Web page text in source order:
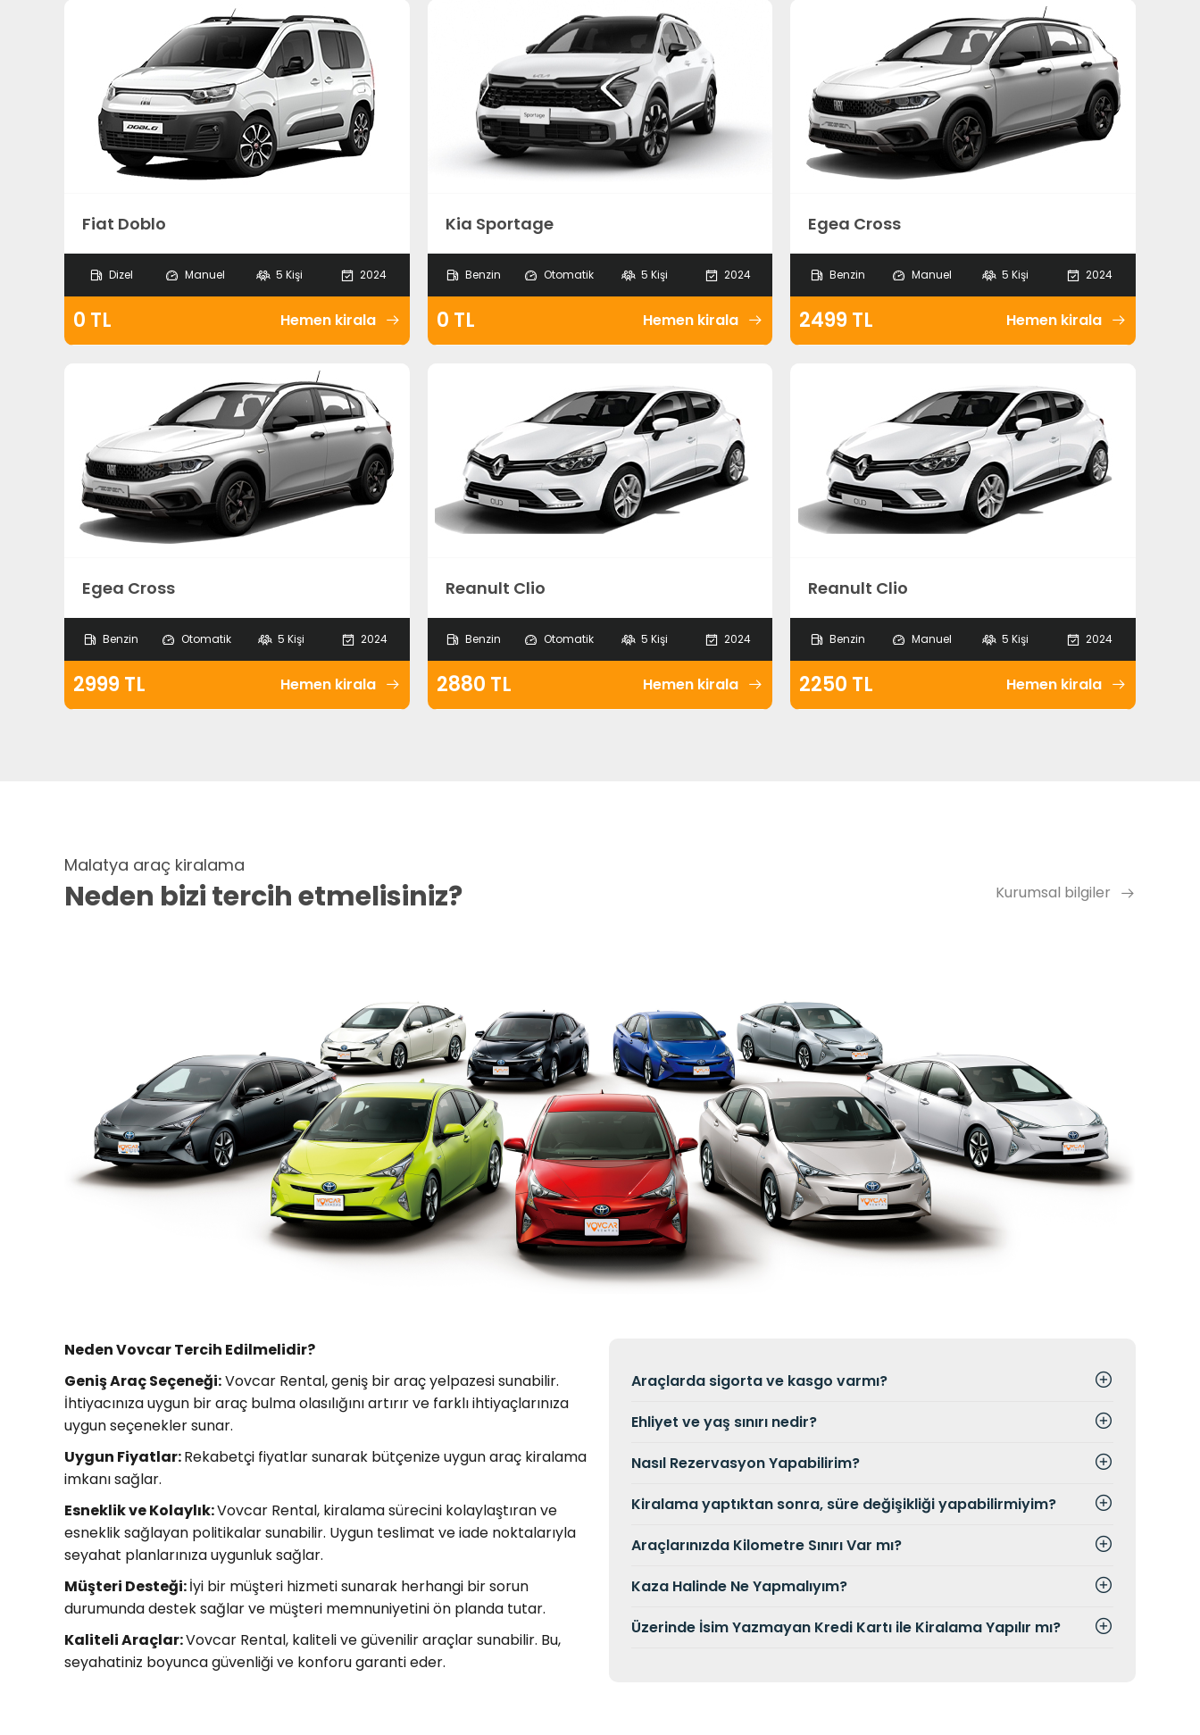
Fiat Doblo
Dizel Manuel 5 Kişi 2024
0 TL Hemen kirala
Kia Sportage
Benzin Otomatik 5 Kişi 2024
0 TL Hemen kirala
Egea Cross
Benzin Manuel 5 Kişi 2024
2499 TL Hemen kirala
Egea Cross
Benzin Otomatik 5 Kişi 2024
2999 TL Hemen kirala
Reanult Clio
Benzin Otomatik 5 Kişi 2024
2880 TL Hemen kirala
Reanult Clio
Benzin Manuel 5 Kişi 2024
2250 TL Hemen kirala
Malatya araç kiralama
Neden bizi tercih etmelisiniz? Kurumsal bilgiler
Neden Vovcar Tercih Edilmelidir?
Geniş Araç Seçeneği:Vovcar Rental, geniş bir araç yelpazesi sunabilir.
İhtiyacınıza uygun bir araç bulma olasılığını artırır ve farklı ihtiyaçlarınıza
uygun seçenekler sunar.
Uygun Fiyatlar:Rekabetçi fiyatlar sunarak bütçenize uygun araç kiralama
imkanı sağlar.
Esneklik ve Kolaylık:Vovcar Rental, kiralama sürecini kolaylaştıran ve
esneklik sağlayan politikalar sunabilir. Uygun teslimat ve iade noktalarıyla
seyahat planlarınıza uygunluk sağlar.
Müşteri Desteği:İyi bir müşteri hizmeti sunarak herhangi bir sorun
durumunda destek sağlar ve müşteri memnuniyetini ön planda tutar.
Kaliteli Araçlar:Vovcar Rental, kaliteli ve güvenilir araçlar sunabilir. Bu,
seyahatiniz boyunca güvenliği ve konforu garanti eder.
Araçlarda sigorta ve kasgo varmı?
Ehliyet ve yaş sınırı nedir?
Nasıl Rezervasyon Yapabilirim?
Kiralama yaptıktan sonra, süre değişikliği yapabilirmiyim?
Araçlarınızda Kilometre Sınırı Var mı?
Kaza Halinde Ne Yapmalıyım?
Üzerinde İsim Yazmayan Kredi Kartı ile Kiralama Yapılır mı?